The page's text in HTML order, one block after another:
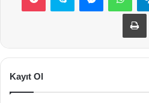
Kayıt Ol